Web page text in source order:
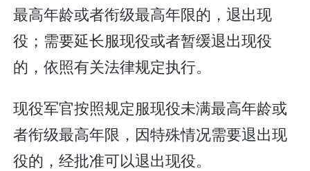
最高年龄或者衔级最高年限的，退出现
役；需要延长服现役或者暂缓退出现役
的，依照有关法律规定执行。
现役军官按照规定服现役未满最高年龄或
者衔级最高年限，因特殊情况需要退出现
役的，经批准可以退出现役。